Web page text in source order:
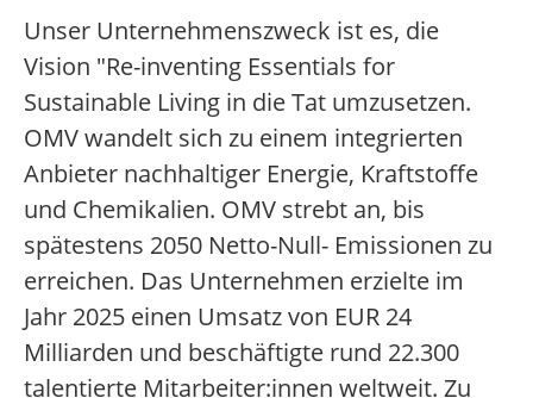
Unser Unternehmenszweck ist es, die
Vision "Re-inventing Essentials for
Sustainable Living in die Tat umzusetzen.
OMV wandelt sich zu einem integrierten
Anbieter nachhaltiger Energie, Kraftstoffe
und Chemikalien. OMV strebt an, bis
spätestens 2050 Netto-Null- Emissionen zu
erreichen. Das Unternehmen erzielte im
Jahr 2025 einen Umsatz von EUR 24
Milliarden und beschäftigte rund 22.300
talentierte Mitarbeiter:innen weltweit. Zu